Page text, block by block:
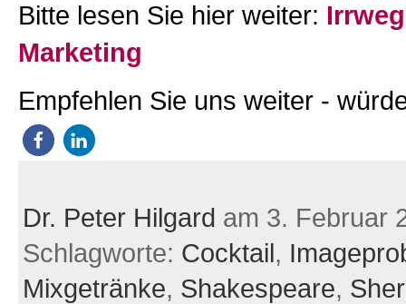
Bitte lesen Sie hier weiter:
Marketing
Empfehlen Sie uns weiter -
Dr. Peter Hilgard am 3. Februar
Schlagworte: Cocktail,
Mixgetränke, Shakespeare,